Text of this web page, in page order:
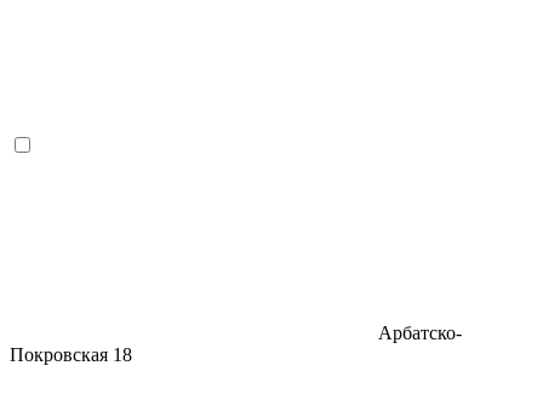
Арбатско-
Покровская 18